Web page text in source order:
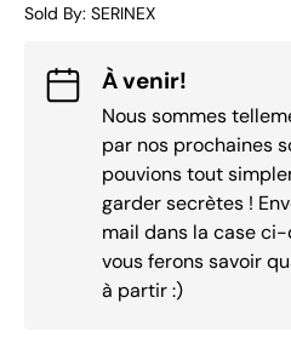
Sold By: SERINEX
À venir!
Nous sommes
par nos prochaines
pouvions tout
garder secrètes !
mail dans la case
vous ferons savoir
à partir :)